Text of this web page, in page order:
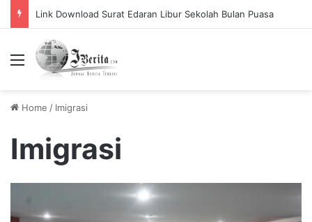
Link Download Surat Edaran Libur Sekolah Bulan Puasa
Menu
Home / Imigrasi
Imigrasi